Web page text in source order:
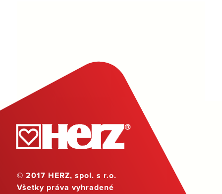
© 2017 HERZ, spol. s r.o.
Všetky práva vyhradené